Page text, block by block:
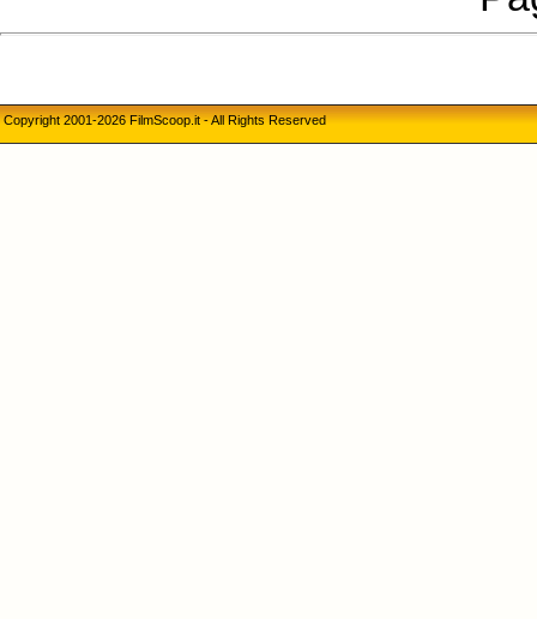
Copyright 2001-2026 FilmScoop.it - All Rights Reserved